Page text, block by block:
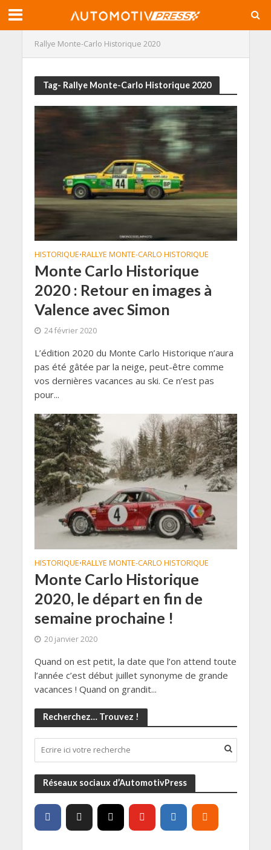
Rallye Monte-Carlo Historique 2020
Tag- Rallye Monte-Carlo Historique 2020
HISTORIQUE•RALLYE MONTE-CARLO HISTORIQUE
Monte Carlo Historique
2020 : Retour en images à
Valence avec Simon
24 février 2020
L’édition 2020 du Monte Carlo Historique n’aura
pas été gâtée par la neige, peut-être comme
vos dernières vacances au ski. Ce n’est pas
pour...
HISTORIQUE•RALLYE MONTE-CARLO HISTORIQUE
Monte Carlo Historique
2020, le départ en fin de
semaine prochaine !
20 janvier 2020
Quand on est petit, la date que l’on attend toute
l’année c’est début juillet synonyme de grande
vacances ! Quand on grandit...
Recherchez… Trouvez !
Réseaux sociaux d’AutomotivPress